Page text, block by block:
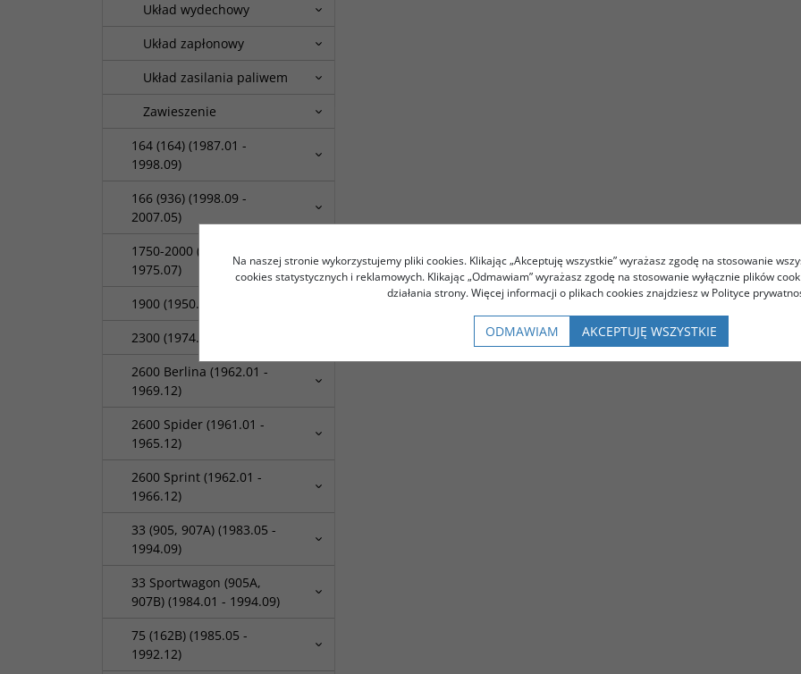
Układ wydechowy
Układ zapłonowy
Układ zasilania paliwem
Zawieszenie
164 (164) (1987.01 -
1998.09)
166 (936) (1998.09 -
2007.05)
1750-2000 (1968.03 -
1975.07)
1900 (1950.10 - 1959.09)
2300 (1974.03 - 1980.10)
2600 Berlina (1962.01 -
1969.12)
2600 Spider (1961.01 -
1965.12)
2600 Sprint (1962.01 -
1966.12)
33 (905, 907A) (1983.05 -
1994.09)
33 Sportwagon (905A,
907B) (1984.01 - 1994.09)
75 (162B) (1985.05 -
1992.12)
Na naszej stronie wykorzystujemy pliki cookies. Klikając „Akceptuję wszystkie” wyrażasz zgodę na stosowanie
cookies statystycznych i reklamowych. Klikając „Odmawiam” wyrażasz zgodę na stosowanie wyłącznie plików
działania strony. Więcej informacji o plikach cookies znajdziesz w Polityce
ODMAWIAM AKCEPTUJĘ WSZYSTKIE